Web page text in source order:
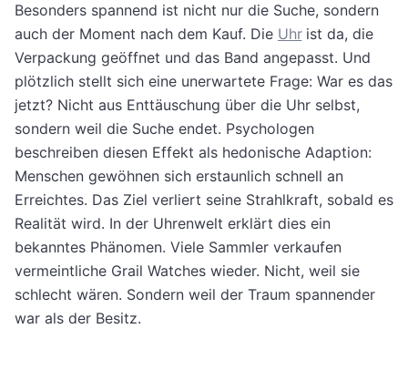
Besonders spannend ist nicht nur die Suche, sondern
auch der Moment nach dem Kauf. Die Uhrist da, die
Verpackung geöffnet und das Band angepasst. Und
plötzlich stellt sich eine unerwartete Frage: War es das
jetzt? Nicht aus Enttäuschung über die Uhr selbst,
sondern weil die Suche endet. Psychologen
beschreiben diesen Effekt als hedonische Adaption:
Menschen gewöhnen sich erstaunlich schnell an
Erreichtes. Das Ziel verliert seine Strahlkraft, sobald es
Realität wird. In der Uhrenwelt erklärt dies ein
bekanntes Phänomen. Viele Sammler verkaufen
vermeintliche Grail Watches wieder. Nicht, weil sie
schlecht wären. Sondern weil der Traum spannender
war als der Besitz.